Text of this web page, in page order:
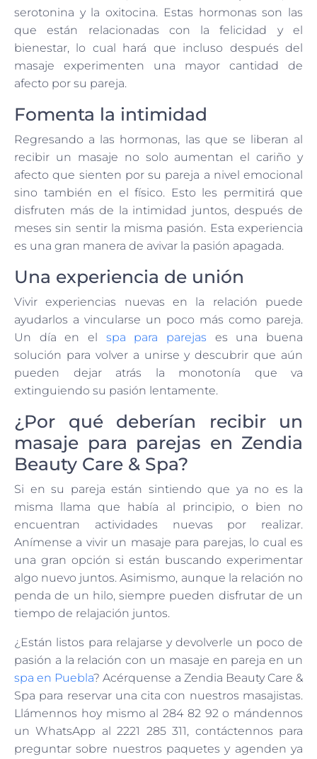
serotonina y la oxitocina. Estas hormonas son las
que están relacionadas con la felicidad y el
bienestar, lo cual hará que incluso después del
masaje experimenten una mayor cantidad de
afecto por su pareja.
Fomenta la intimidad
Regresando a las hormonas, las que se liberan al
recibir un masaje no solo aumentan el cariño y
afecto que sienten por su pareja a nivel emocional
sino también en el físico. Esto les permitirá que
disfruten más de la intimidad juntos, después de
meses sin sentir la misma pasión. Esta experiencia
es una gran manera de avivar la pasión apagada.
Una experiencia de unión
Vivir experiencias nuevas en la relación puede
ayudarlos a vincularse un poco más como pareja.
Un día en el spa para parejas es una buena
solución para volver a unirse y descubrir que aún
pueden dejar atrás la monotonía que va
extinguiendo su pasión lentamente.
¿Por qué deberían recibir un
masaje para parejas en Zendia
Beauty Care & Spa?
Si en su pareja están sintiendo que ya no es la
misma llama que había al principio, o bien no
encuentran actividades nuevas por realizar.
Anímense a vivir un masaje para parejas, lo cual es
una gran opción si están buscando experimentar
algo nuevo juntos. Asimismo, aunque la relación no
penda de un hilo, siempre pueden disfrutar de un
tiempo de relajación juntos.
¿Están listos para relajarse y devolverle un poco de
pasión a la relación con un masaje en pareja en un
spa en Puebla? Acérquense a Zendia Beauty Care &
Spa para reservar una cita con nuestros masajistas.
Llámennos hoy mismo al 284 82 92 o mándennos
un WhatsApp al 2221 285 311, contáctennos para
preguntar sobre nuestros paquetes y agenden ya